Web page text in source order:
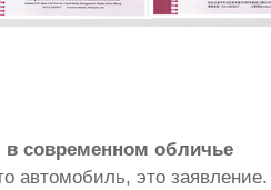
в современном обличье
автомобиль, это